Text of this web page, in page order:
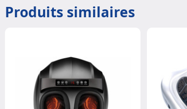
Produits similaires